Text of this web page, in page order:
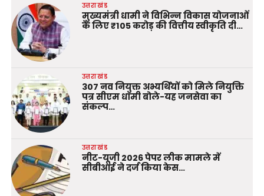
उत्तराखंड
मुख्यमंत्री धामी ने विभिन्न विकास योजनाओं
के लिए ₹105 करोड़ की वित्तीय स्वीकृति दी…
उत्तराखंड
307 नव नियुक्त अभ्यर्थियों को मिले नियुक्ति
पत्र सीएम धामी बोले-यह जनसेवा का
संकल्प…
उत्तराखंड
नीट-यूजी 2026 पेपर लीक मामले में
सीबीआई ने दर्ज किया केस…